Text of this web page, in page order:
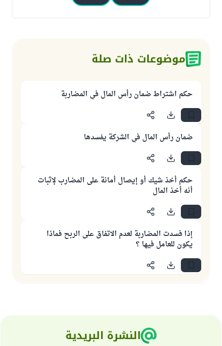
موضوعات ذات صلة
حكم اشتراط ضمان رأس المال في المضاربة
ضمان رأس المال في الشركة يفسدها
حكم أخذ شيك أو إيصال أمانة على المضارب لإثبات
أنه أخذ المال
إذا فسدت المضاربة لعدم الاتفاق على الربح فماذا
يكون للعامل فيها ؟
النشرة البريدية